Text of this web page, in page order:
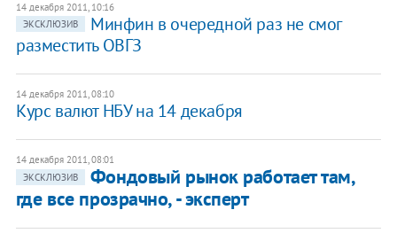
14 декабря 2011, 10:16
ЭКСКЛЮЗИВ
Минфин в очередной раз не смог
разместить ОВГЗ
14 декабря 2011, 08:10
Курс валют НБУ на 14 декабря
14 декабря 2011, 08:01
ЭКСКЛЮЗИВ
Фондовый рынок работает там,
где все прозрачно, - эксперт